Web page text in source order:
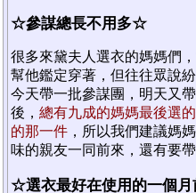
☆參謀總長不用多☆
很多來黛夫人選衣的媽媽們
幫他鑑定穿著，但往往眾說
今天帶一批參謀團，明天又
後， 總有九成的媽媽最後選
的那一件 ，所以我們建議媽
味的親友一同前來，還有要
☆選衣最好在使用的一個